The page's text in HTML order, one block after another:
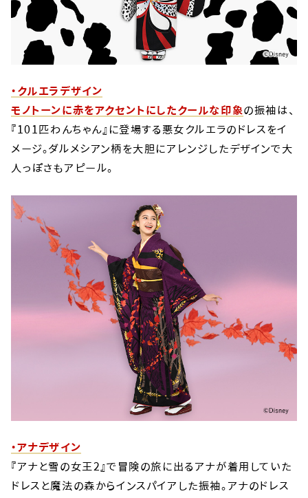
・クルエラデザイン
モノトーンに赤をアクセントにしたクールな印象の振袖は、
『101匹わんちゃん』に登場する悪女クルエラのドレスをイ
メージ。ダルメシアン柄を大胆にアレンジしたデザインで大
人っぽさもアピール。
・アナデザイン
『アナと雪の女王2』で冒険の旅に出るアナが着用していた
ドレスと魔法の森からインスパイアした振袖。アナのドレス